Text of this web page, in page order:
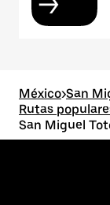
México>San
Rutas
San Miguel